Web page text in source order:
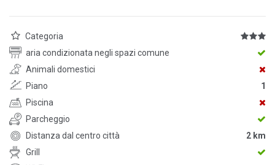
Categoria
aria condizionata negli spazi comune
Animali domestici
Piano
1
Piscina
Parcheggio
Distanza dal centro città
2 km
Grill